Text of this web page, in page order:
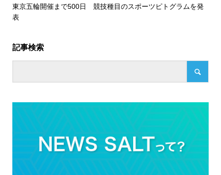
東京五輪開催まで500日 競技種目のスポーツピトグラムを発
表
記事検索